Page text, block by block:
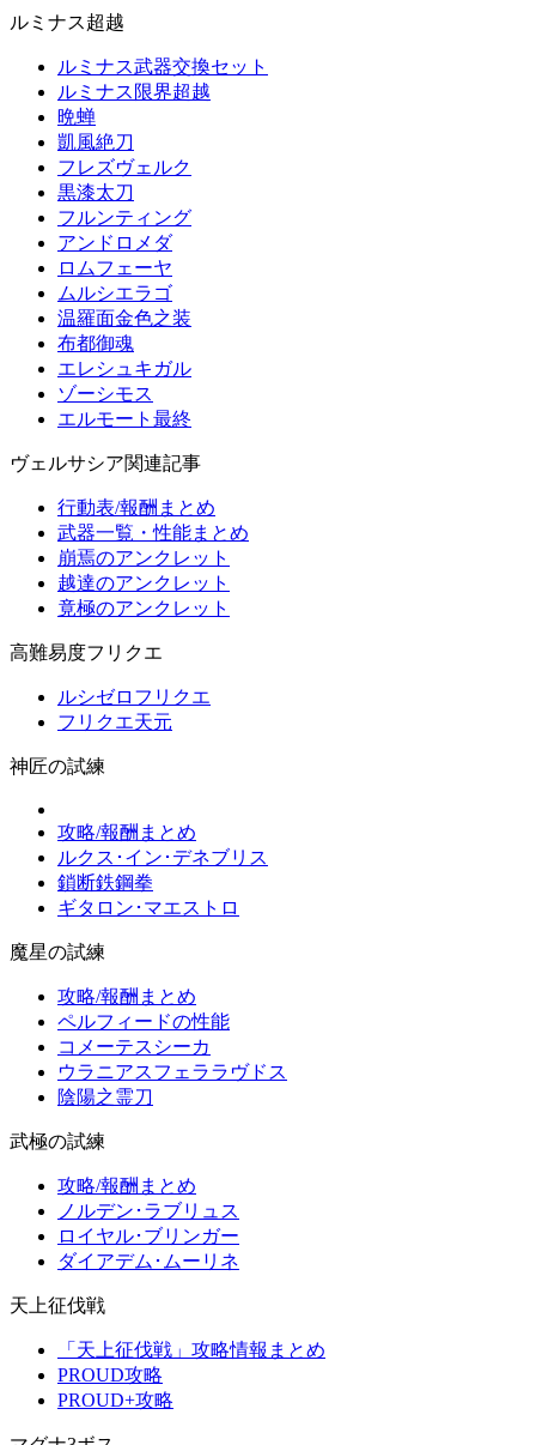
ルミナス超越
ルミナス武器交換セット
ルミナス限界超越
晩蝉
凱風絶刀
フレズヴェルク
黒漆太刀
フルンティング
アンドロメダ
ロムフェーヤ
ムルシエラゴ
温羅面金色之装
布都御魂
エレシュキガル
ゾーシモス
エルモート最終
ヴェルサシア関連記事
行動表/報酬まとめ
武器一覧・性能まとめ
崩焉のアンクレット
越達のアンクレット
竟極のアンクレット
高難易度フリクエ
ルシゼロフリクエ
フリクエ天元
神匠の試練
攻略/報酬まとめ
ルクス･イン･デネブリス
鎖断鉄鋼拳
ギタロン･マエストロ
魔星の試練
攻略/報酬まとめ
ペルフィードの性能
コメーテスシーカ
ウラニアスフェララヴドス
陰陽之霊刀
武極の試練
攻略/報酬まとめ
ノルデン･ラブリュス
ロイヤル･ブリンガー
ダイアデム･ムーリネ
天上征伐戦
「天上征伐戦」攻略情報まとめ
PROUD攻略
PROUD+攻略